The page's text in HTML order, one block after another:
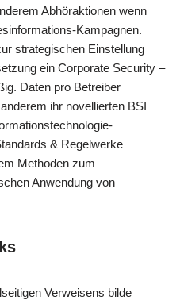
Abhöraktionen wenn
Kampagnen.
strategischen Einstellung
ein Corporate Security –
Daten pro Betreiber
ihr novellierten BSI
& Regelwerke
Methoden zum
Anwendung von
Verweisens bilde